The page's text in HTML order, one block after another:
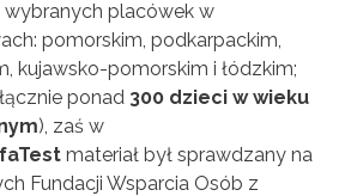
wybranych placówek w
pomorskim, podkarpackim,
kujawsko-pomorskim i łódzkim;
ponad 300 dzieci w wieku
), zaś w
materiał był sprawdzany na
Fundacji Wsparcia Osób z